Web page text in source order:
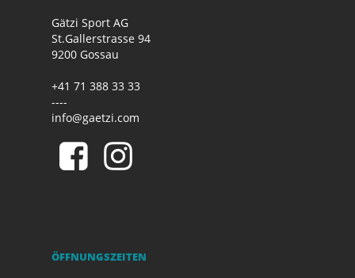
Gätzi Sport AG
St.Gallerstrasse 94
9200 Gossau
+41 71 388 33 33
----
info@gaetzi.com
ÖFFNUNGSZEITEN